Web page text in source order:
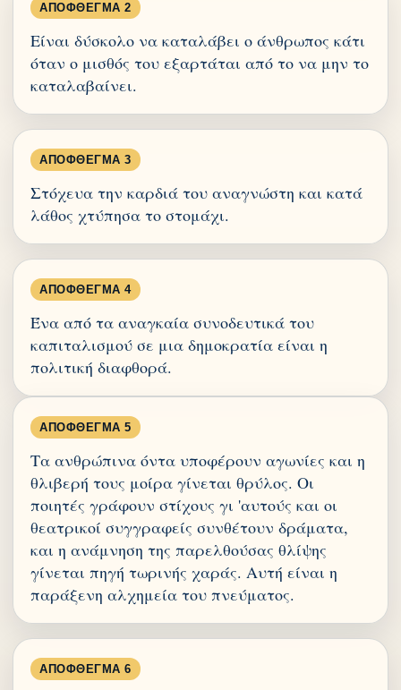
ΑΠΌΦΘΕΓΜΑ 2
Είναι δύσκολο να καταλάβει ο άνθρωπος κάτι
όταν ο μισθός του εξαρτάται από το να μην το
καταλαβαίνει.
ΑΠΌΦΘΕΓΜΑ 3
Στόχευα την καρδιά του αναγνώστη και κατά
λάθος χτύπησα το στομάχι.
ΑΠΌΦΘΕΓΜΑ 4
Ένα από τα αναγκαία συνοδευτικά του
καπιταλισμού σε μια δημοκρατία είναι η
πολιτική διαφθορά.
ΑΠΌΦΘΕΓΜΑ 5
Τα ανθρώπινα όντα υποφέρουν αγωνίες και η
θλιβερή τους μοίρα γίνεται θρύλος. Οι
ποιητές γράφουν στίχους γι 'αυτούς και οι
θεατρικοί συγγραφείς συνθέτουν δράματα,
και η ανάμνηση της παρελθούσας θλίψης
γίνεται πηγή τωρινής χαράς. Αυτή είναι η
παράξενη αλχημεία του πνεύματος.
ΑΠΌΦΘΕΓΜΑ 6